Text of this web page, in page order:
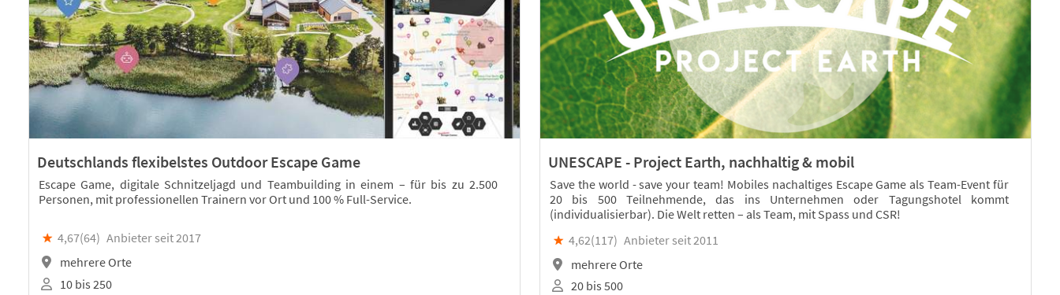
Deutschlands flexibelstes Outdoor Escape Game
Escape Game, digitale Schnitzeljagd und Teambuilding in einem – für bis zu 2.500
Personen, mit professionellen Trainern vor Ort und 100 % Full-Service.
★ 4,67(64) Anbieter seit 2017
mehrere Orte
10 bis 250
UNESCAPE - Project Earth, nachhaltig & mobil
Save the world - save your team! Mobiles nachaltiges Escape Game als Team-Event für
20 bis 500 Teilnehmende, das ins Unternehmen oder Tagungshotel kommt
(individualisierbar). Die Welt retten – als Team, mit Spass und CSR!
★ 4,62(117) Anbieter seit 2011
mehrere Orte
20 bis 500